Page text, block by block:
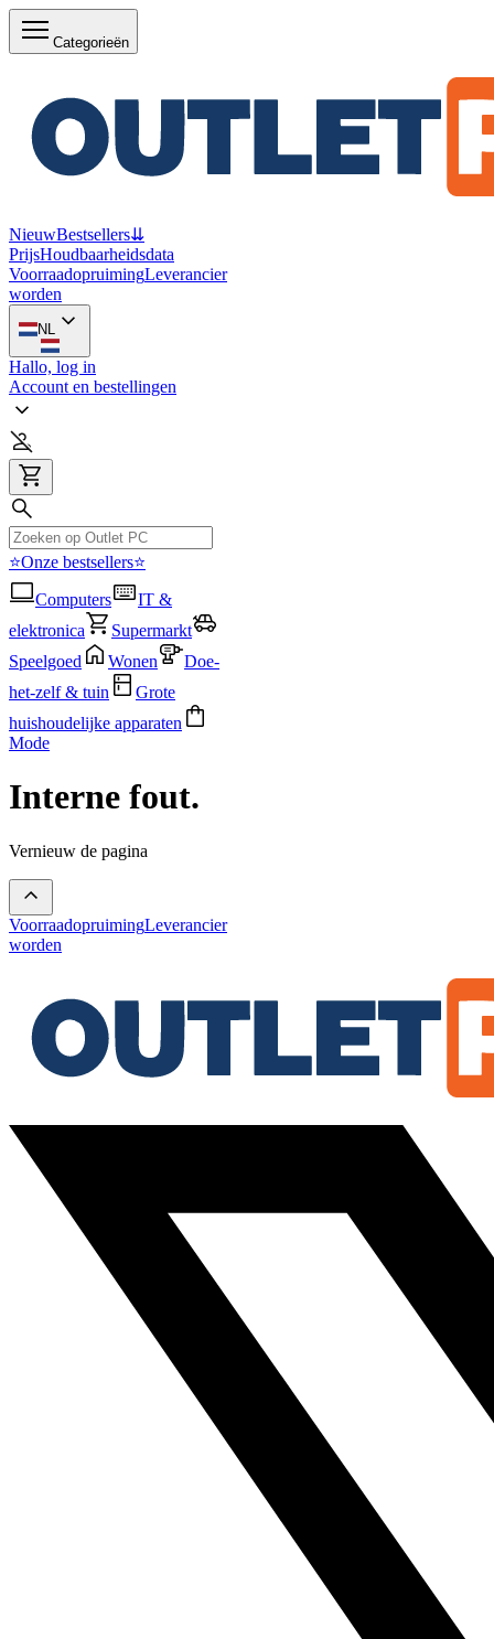
Categorieën
NieuwBestsellers⇊
PrijsHoudbaarheidsdata
VoorraadopruimingLeverancier
worden
NL
Hallo, log in
Account en bestellingen
⭐Onze bestsellers⭐
Computers
IT &
elektronica
Supermarkt
Speelgoed
Wonen
Doe-
het-zelf & tuin
Grote
huishoudelijke apparaten
Mode
Interne fout.
Vernieuw de pagina
VoorraadopruimingLeverancier
worden